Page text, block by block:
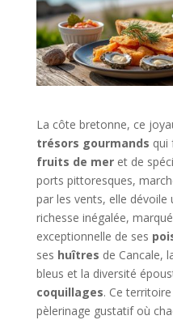
La côte bretonne, ce
trésors gourmands qui
fruits de meret de
ports pittoresques,
par les vents, elle dévoile
richesse inégalée,
exceptionnelle de ses
ses huîtres de Cancale,
bleus et la diversité
coquillages. Ce
pèlerinage gustatif où